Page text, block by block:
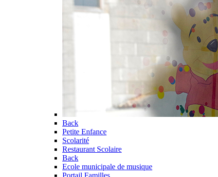
Back
Petite Enfance
Scolarité
Restaurant Scolaire
Back
Ecole municipale de musique
Portail Familles